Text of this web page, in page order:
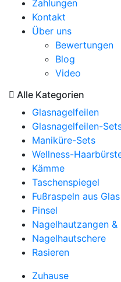
Zahlungen
Kontakt
Über uns
Bewertungen
Blog
Video
Alle Kategorien
Glasnagelfeilen
Glasnagelfeilen-
Maniküre-Sets
Wellness-
Kämme
Taschenspiegel
Fußraspeln aus Glas
Pinsel
Nagelhautzangen &
Nagelhautschere
Rasieren
Zuhause